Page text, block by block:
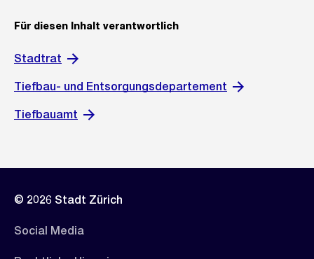
Für diesen Inhalt verantwortlich
Stadtrat
Tiefbau- und Entsorgungsdepartement
Tiefbauamt
© 2026 Stadt Zürich
Social Media